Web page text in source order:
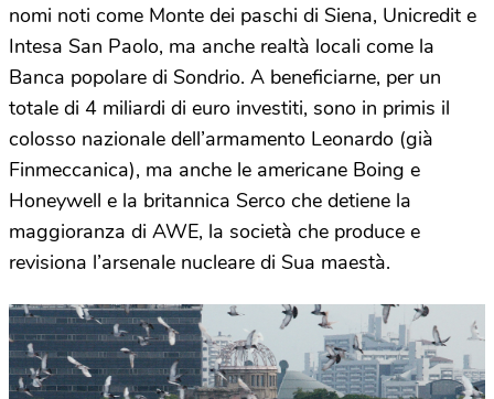
nomi noti come Monte dei paschi di Siena, Unicredit e
Intesa San Paolo, ma anche realtà locali come la
Banca popolare di Sondrio. A beneficiarne, per un
totale di 4 miliardi di euro investiti, sono in primis il
colosso nazionale dell’armamento Leonardo (già
Finmeccanica), ma anche le americane Boing e
Honeywell e la britannica Serco che detiene la
maggioranza di AWE, la società che produce e
revisiona l’arsenale nucleare di Sua maestà.